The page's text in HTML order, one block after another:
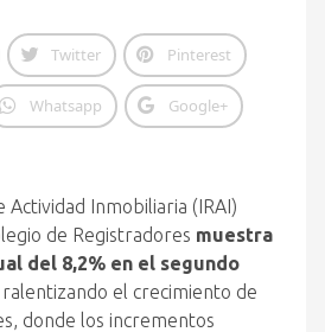
Twitter Pinterest
Whatsapp Google+
Actividad Inmobiliaria (IRAI)
de Registradores muestra
del 8,2% en el segundo
ralentizando el crecimiento de
donde los incrementos